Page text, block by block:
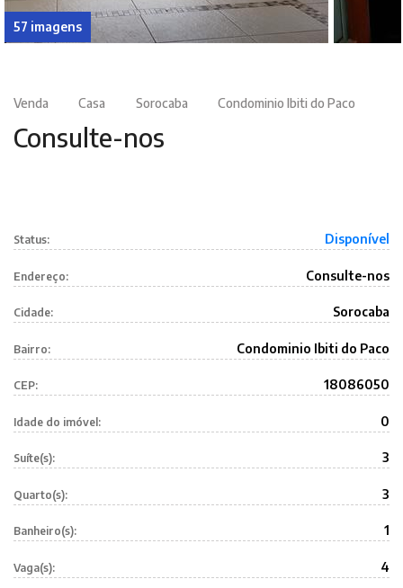
57 imagens
Venda Casa Sorocaba Condominio Ibiti do Paco
Consulte-nos
Status: Disponível
Endereço: Consulte-nos
Cidade: Sorocaba
Bairro: Condominio Ibiti do Paco
CEP: 18086050
Idade do imóvel: 0
Suíte(s): 3
Quarto(s): 3
Banheiro(s): 1
Vaga(s): 4